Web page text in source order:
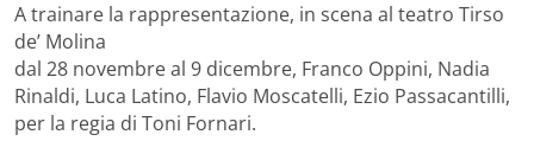
A trainare la rappresentazione, in scena al teatro Tirso
de’ Molina
dal 28 novembre al 9 dicembre, Franco Oppini, Nadia
Rinaldi, Luca Latino, Flavio Moscatelli, Ezio Passacantilli,
per la regia di Toni Fornari.